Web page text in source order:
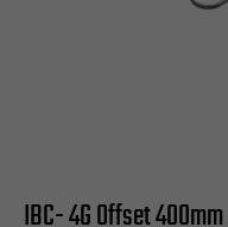
IBC- 4G Offset